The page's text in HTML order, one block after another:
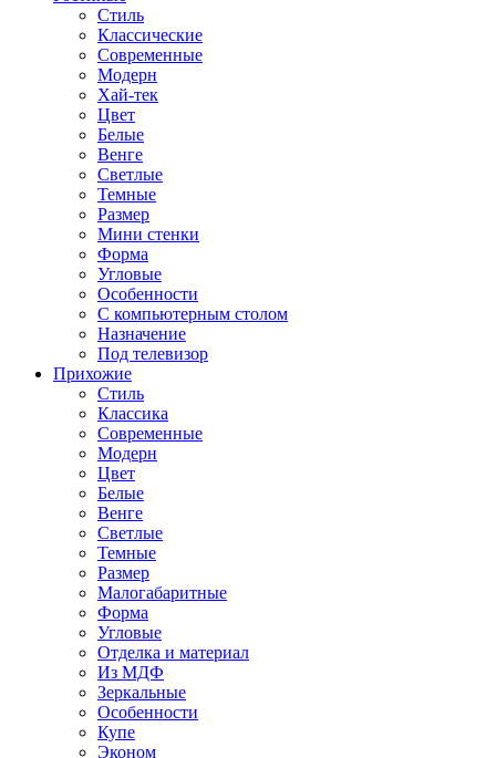
Стиль
Классические
Современные
Модерн
Хай-тек
Цвет
Белые
Венге
Светлые
Темные
Размер
Мини стенки
Форма
Угловые
Особенности
С компьютерным столом
Назначение
Под телевизор
Прихожие
Стиль
Классика
Современные
Модерн
Цвет
Белые
Венге
Светлые
Темные
Размер
Малогабаритные
Форма
Угловые
Отделка и материал
Из МДФ
Зеркальные
Особенности
Купе
Эконом